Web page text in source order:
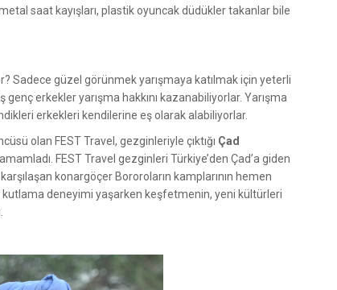
saat kayışları, plastik oyuncak düdükler takanlar bile
Sadece güzel görünmek yarışmaya katılmak için yeterli
erkekler yarışma hakkını kazanabiliyorlar. Yarışma
erkekleri kendilerine eş olarak alabiliyorlar.
olan FEST Travel, gezginleriyle çıktığı Çad
FEST Travel gezginleri Türkiye’den Çad’a giden
konargöçer Bororoların kamplarının hemen
kutlama deneyimi yaşarken keşfetmenin, yeni kültürleri